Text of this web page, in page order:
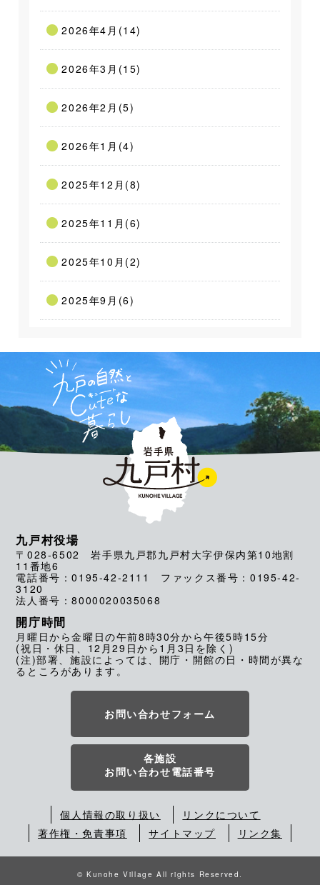
2026年4月(14)
2026年3月(15)
2026年2月(5)
2026年1月(4)
2025年12月(8)
2025年11月(6)
2025年10月(2)
2025年9月(6)
九戸村役場
〒028-6502 岩手県九戸郡九戸村大字伊保内第10地割
11番地6
電話番号：0195-42-2111 ファックス番号：0195-42-
3120
法人番号：8000020035068
開庁時間
月曜日から金曜日の午前8時30分から午後5時15分
(祝日・休日、12月29日から1月3日を除く)
(注)部署、施設によっては、開庁・開館の日・時間が異な
るところがあります。
お問い合わせフォーム
各施設
お問い合わせ電話番号
個人情報の取り扱い
リンクについて
著作権・免責事項
サイトマップ リンク集
© Kunohe Village All rights Reserved.